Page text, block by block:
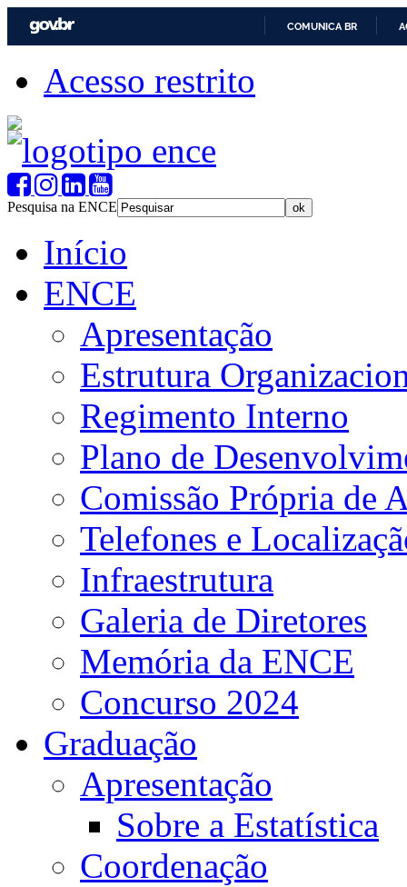
COMUNICA BR
Acesso restrito
Pesquisa na ENCE
Início
ENCE
Apresentação
Estrutura
Regimento Interno
Plano de
Comissão Própria de
Telefones e
Infraestrutura
Galeria de Diretores
Memória da ENCE
Concurso 2024
Graduação
Apresentação
Sobre a Estatística
Coordenação